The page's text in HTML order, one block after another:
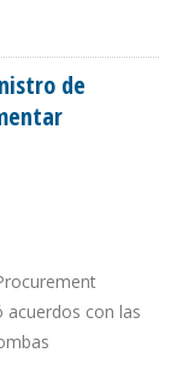
de
acuerdos con las